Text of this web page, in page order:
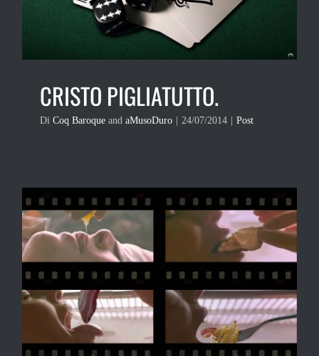
CRISTO PIGLIATUTTO.
Di Coq Baroque and aMusoDuro 24/07/2014 Post